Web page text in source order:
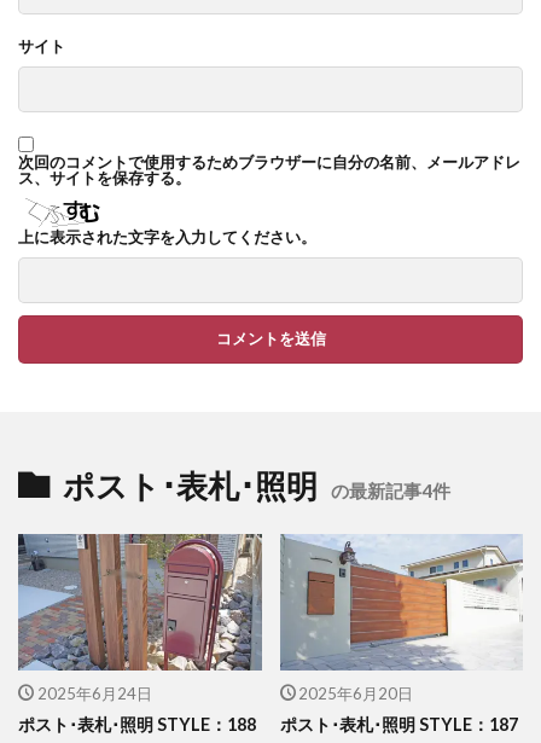
サイト
次回のコメントで使用するためブラウザーに自分の名前、メールアドレ
ス、サイトを保存する。
上に表示された文字を入力してください。
ポスト･表札･照明 の最新記事4件
2025年6月24日
ポスト･表札･照明 STYLE：188
2025年6月20日
ポスト･表札･照明 STYLE：187
OnlyOne 金彩水鉢
Penne DESIGN
STターフ
TM9
YKK ヴェクター
YKK エクステリアポスト G3型
YKK エクステリアポスト T10型
YKK エクステリアポスト T11型
YKK エフルージュ FIRST
YKK ガーデン倶楽部 スタンダードフェンス
YKK ルシアスポストユニット SD02型
アドヴァン オーシャンストーン
アマゾンジャラ
イナバ物置 ガレーディア
イナバ物置 タイヤストッカー
イナバ物置 ダストボックス
イナバ物置 ナイソー
イナバ物置 ネクスタ
イナバ物置 バイク保管庫
イナバ物置 フォルタ